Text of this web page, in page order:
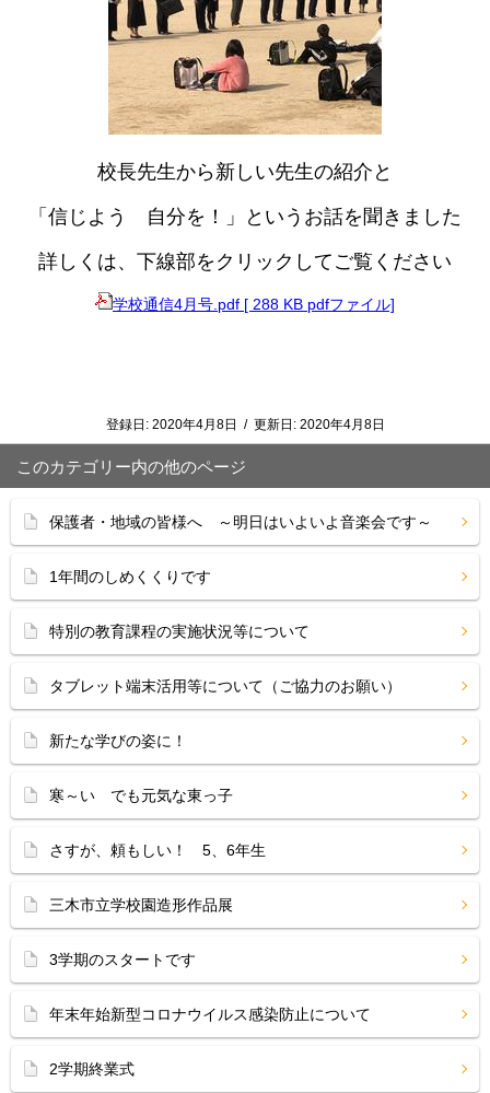
校長先生から新しい先生の紹介と
「信じよう 自分を！」というお話を聞きました
詳しくは、下線部をクリックしてご覧ください
学校通信4月号.pdf [ 288 KB pdfファイル]
登録日: 2020年4月8日 / 更新日: 2020年4月8日
このカテゴリー内の他のページ
保護者・地域の皆様へ ～明日はいよいよ音楽会です～
1年間のしめくくりです
特別の教育課程の実施状況等について
タブレット端末活用等について（ご協力のお願い）
新たな学びの姿に！
寒～い でも元気な東っ子
さすが、頼もしい！ 5、6年生
三木市立学校園造形作品展
3学期のスタートです
年末年始新型コロナウイルス感染防止について
2学期終業式